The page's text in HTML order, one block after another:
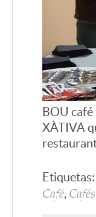
BOU café
XÀTIVA
Etiquetas:
Café,